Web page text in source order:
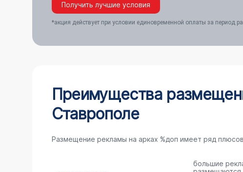
Получить лучшие условия
*акция действует при условии единовременной оплаты за период
Преимущества
Ставрополе
Размещение рекламы на арках %доп имеет ряд
большие